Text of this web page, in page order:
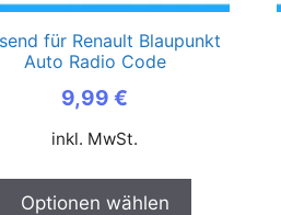
für Renault Blaupunkt
Auto Radio Code
9,99€
inkl. MwSt.
Optionen wählen